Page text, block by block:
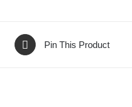
Pin This Product